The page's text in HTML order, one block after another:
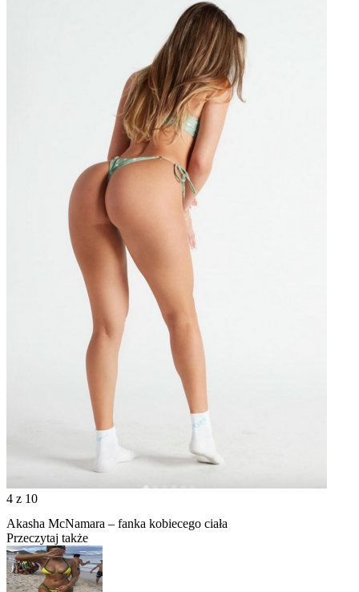
4 z 10
Akasha McNamara – fanka kobiecego ciała
Przeczytaj także